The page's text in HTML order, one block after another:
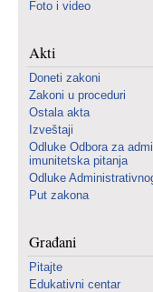
Foto i video
Akti
Doneti zakoni
Zakoni u proceduri
Ostala akta
Izveštaji
Odluke Odbora za
imunitetska pitanja
Odluke
Put zakona
Građani
Pitajte
Edukativni centar